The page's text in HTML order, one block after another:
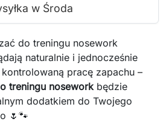
w Środa
do treningu nosework
naturalnie i jednocześnie
pracę zapachu –
treningu nosework będzie
dodatkiem do Twojego
🌷🐾